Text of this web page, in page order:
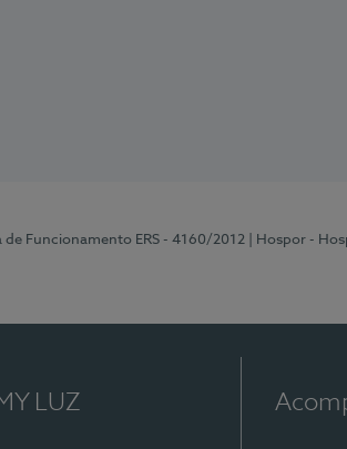
de Funcionamento ERS - 4160/2012 | Hospor -
LUZ